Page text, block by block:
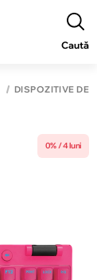
Caută
DISPOZITIVE DE
0% / 4 luni